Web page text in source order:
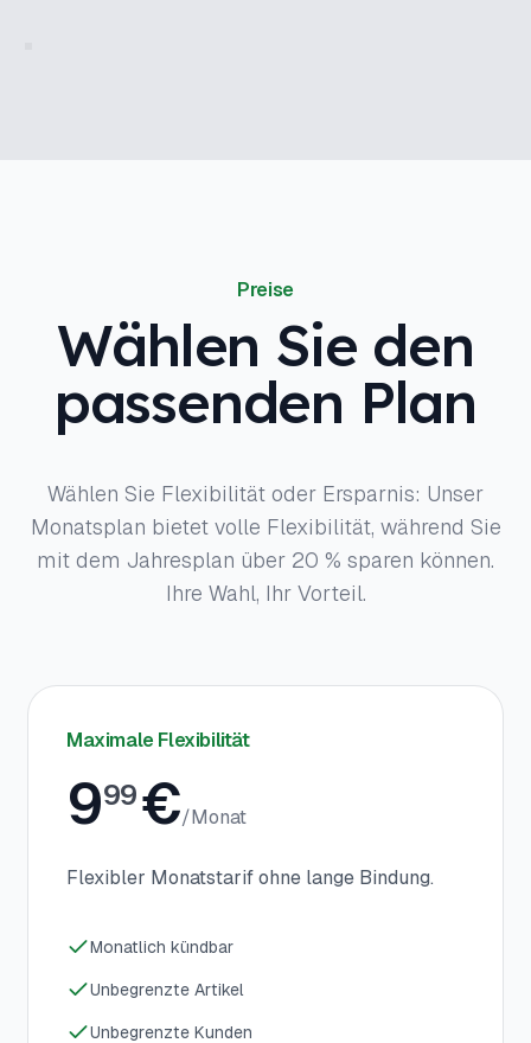
Preise
Wählen Sie den
passenden Plan
Wählen Sie Flexibilität oder Ersparnis: Unser
Monatsplan bietet volle Flexibilität, während Sie
mit dem Jahresplan über 20 % sparen können.
Ihre Wahl, Ihr Vorteil.
Maximale Flexibilität
999 €/Monat
Flexibler Monatstarif ohne lange Bindung.
Monatlich kündbar
Unbegrenzte Artikel
Unbegrenzte Kunden